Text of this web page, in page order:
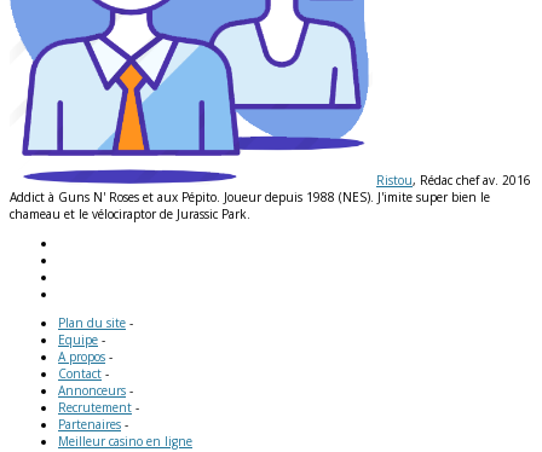
Ristou, Rédac chef av. 2016
Addict à Guns N' Roses et aux Pépito. Joueur depuis 1988 (NES). J'imite super bien le
chameau et le vélociraptor de Jurassic Park.
Plan du site -
Equipe -
A propos -
Contact -
Annonceurs -
Recrutement -
Partenaires -
Meilleur casino en ligne